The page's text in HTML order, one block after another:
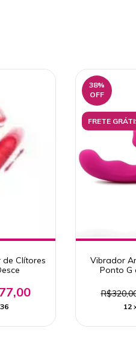
Clítores
38%
OFF
FRETE
Vibrador
Ponto G
12